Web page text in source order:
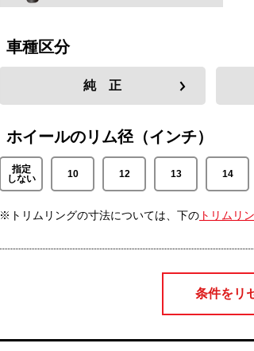
車種区分
純 正
ホイールのリム径（インチ）
指定
しない
10 12 13 14
※トリムリングの寸法については、下の トリムリ
条件をリ